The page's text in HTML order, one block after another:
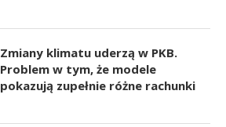
Zmiany klimatu uderzą w PKB.
Problem w tym, że modele
pokazują zupełnie różne rachunki